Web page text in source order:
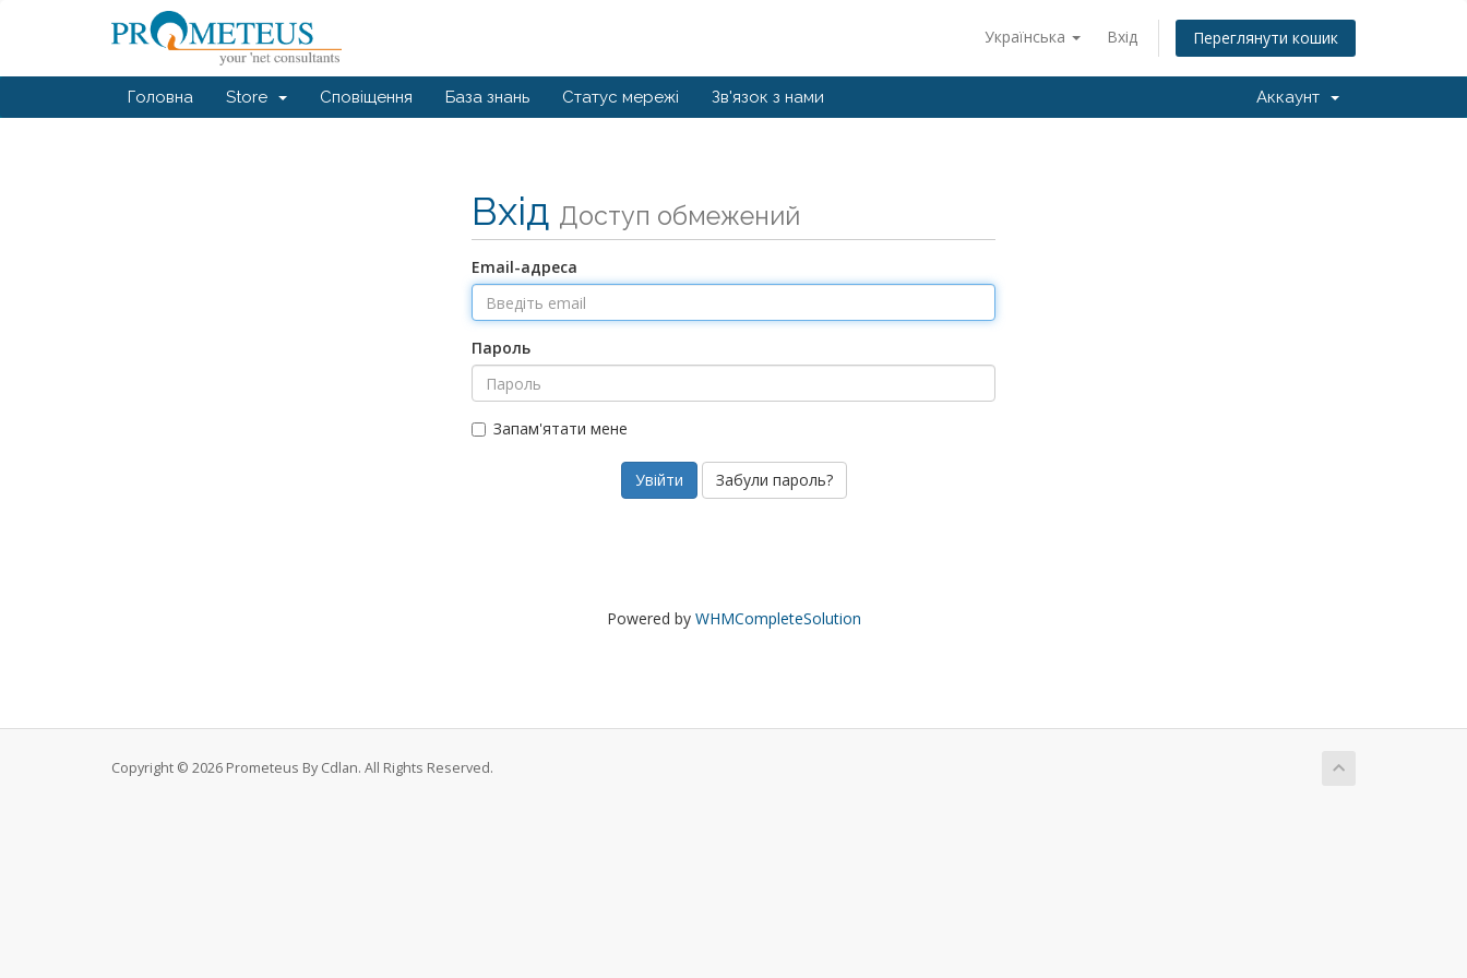
Українська Вхід Переглянути кошик
Головна Store Сповіщення База знань Статус мережі Зв'язок з нами Аккаунт
Вхід Доступ обмежений
Email-адреса
Пароль
Запам'ятати мене
Забули пароль?
Powered by WHMCompleteSolution
Copyright © 2026 Prometeus By Cdlan. All Rights Reserved.